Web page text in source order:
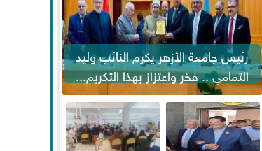
رئيس جامعة الأزهر يكرم النائب وليد
التمامي .. فخر واعتزاز بهذا التكريم...